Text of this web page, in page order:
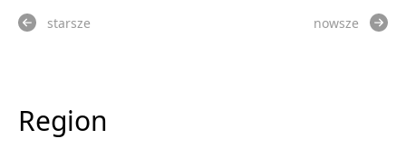
starsze nowsze
Region